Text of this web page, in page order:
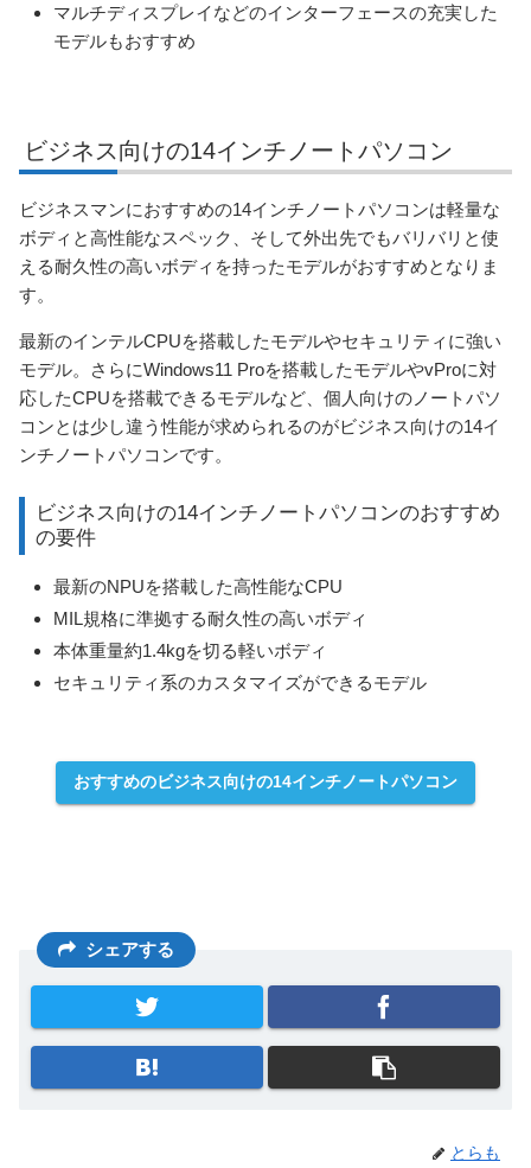
マルチディスプレイなどのインターフェースの充実した
モデルもおすすめ
ビジネス向けの14インチノートパソコン
ビジネスマンにおすすめの14インチノートパソコンは軽量な
ボディと高性能なスペック、そして外出先でもバリバリと使
える耐久性の高いボディを持ったモデルがおすすめとなりま
す。
最新のインテルCPUを搭載したモデルやセキュリティに強い
モデル。さらにWindows11 Proを搭載したモデルやvProに対
応したCPUを搭載できるモデルなど、個人向けのノートパソ
コンとは少し違う性能が求められるのがビジネス向けの14イ
ンチノートパソコンです。
ビジネス向けの14インチノートパソコンのおすすめ
の要件
最新のNPUを搭載した高性能なCPU
MIL規格に準拠する耐久性の高いボディ
本体重量約1.4kgを切る軽いボディ
セキュリティ系のカスタマイズができるモデル
おすすめのビジネス向けの14インチノートパソコン
シェアする
とらも